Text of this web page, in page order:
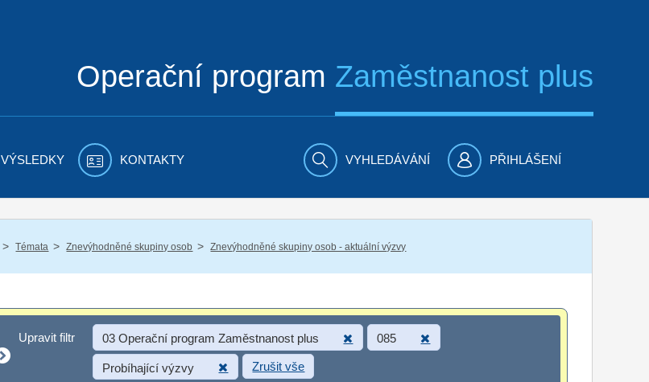
Operační program Zaměstnanost plus
VÝSLEDKY KONTAKTY VYHLEDÁVÁNÍ PŘIHLÁŠENÍ
/ Témata / Znevýhodněné skupiny osob / Znevýhodněné skupiny osob - aktuální výzvy
Upravit filtr
Upravit filtr 03 Operační program Zaměstnanost plus 085
Probíhající výzvy Zrušit vše